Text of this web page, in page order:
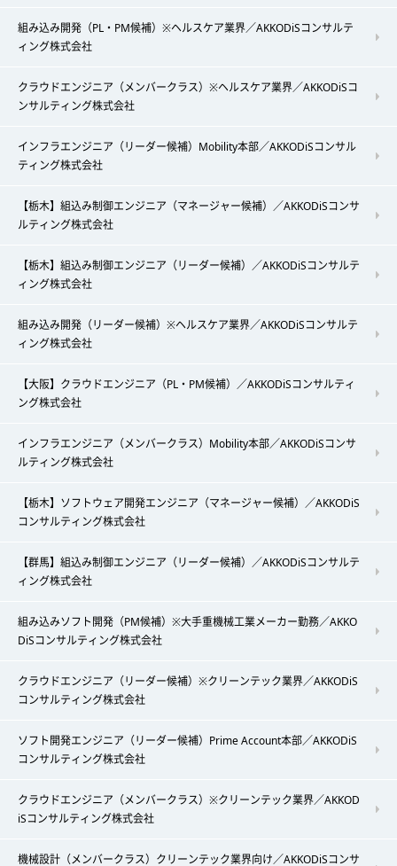
組み込み開発（PL・PM候補）※ヘルスケア業界／AKKODiSコンサルテ
ィング株式会社
クラウドエンジニア（メンバークラス）※ヘルスケア業界／AKKODiSコ
ンサルティング株式会社
インフラエンジニア（リーダー候補）Mobility本部／AKKODiSコンサル
ティング株式会社
【栃木】組込み制御エンジニア（マネージャー候補）／AKKODiSコンサ
ルティング株式会社
【栃木】組込み制御エンジニア（リーダー候補）／AKKODiSコンサルテ
ィング株式会社
組み込み開発（リーダー候補）※ヘルスケア業界／AKKODiSコンサルテ
ィング株式会社
【大阪】クラウドエンジニア（PL・PM候補）／AKKODiSコンサルティ
ング株式会社
インフラエンジニア（メンバークラス）Mobility本部／AKKODiSコンサ
ルティング株式会社
【栃木】ソフトウェア開発エンジニア（マネージャー候補）／AKKODiS
コンサルティング株式会社
【群馬】組込み制御エンジニア（リーダー候補）／AKKODiSコンサルテ
ィング株式会社
組み込みソフト開発（PM候補）※大手重機械工業メーカー勤務／AKKO
DiSコンサルティング株式会社
クラウドエンジニア（リーダー候補）※クリーンテック業界／AKKODiS
コンサルティング株式会社
ソフト開発エンジニア（リーダー候補）Prime Account本部／AKKODiS
コンサルティング株式会社
クラウドエンジニア（メンバークラス）※クリーンテック業界／AKKOD
iSコンサルティング株式会社
機械設計（メンバークラス）クリーンテック業界向け／AKKODiSコンサ